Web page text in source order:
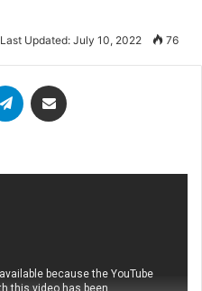
Last Updated: July 10, 2022 76